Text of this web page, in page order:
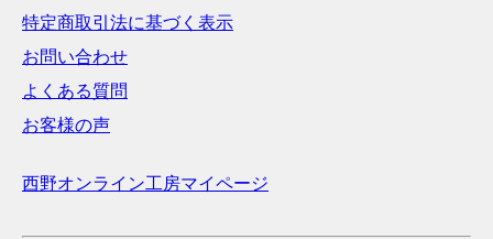
特定商取引法に基づく表示
お問い合わせ
よくある質問
お客様の声
西野オンライン工房マイページ